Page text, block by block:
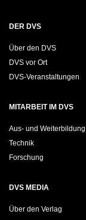
DER DVS
Über den DVS
DVS vor Ort
DVS-Veranstaltungen
MITARBEIT IM DVS
Aus- und Weiterbildung
Technik
Forschung
DVS MEDIA
Über den Verlag